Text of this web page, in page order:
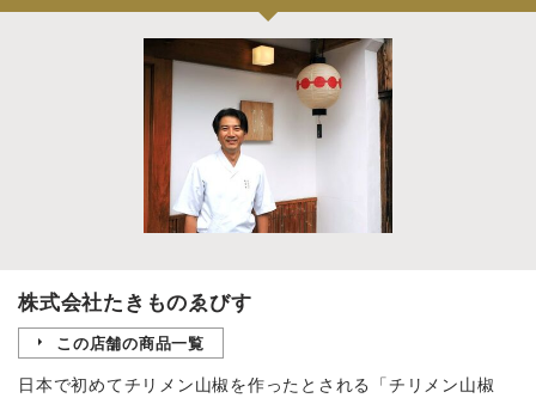
株式会社たきものゑびす
この店舗の商品一覧
日本で初めてチリメン山椒を作ったとされる「チリメン山椒